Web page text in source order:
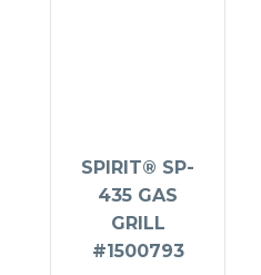
SPIRIT® SP-
435 GAS
GRILL
#1500793